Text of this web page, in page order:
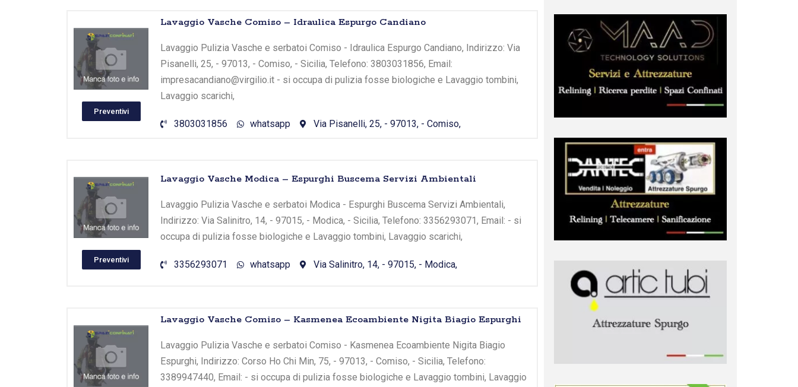
Preventivi
Lavaggio Vasche Comiso – Idraulica Espurgo Candiano
Lavaggio Pulizia Vasche e serbatoi Comiso - Idraulica Espurgo Candiano, Indirizzo: Via
Pisanelli, 25, - 97013, - Comiso, - Sicilia, Telefono: 3803031856, Email:
impresacandiano@virgilio.it - si occupa di pulizia fosse biologiche e Lavaggio tombini,
Lavaggio scarichi,
3803031856 whatsapp Via Pisanelli, 25, - 97013, - Comiso,
Preventivi
Lavaggio Vasche Modica – Espurghi Buscema Servizi Ambientali
Lavaggio Pulizia Vasche e serbatoi Modica - Espurghi Buscema Servizi Ambientali,
Indirizzo: Via Salinitro, 14, - 97015, - Modica, - Sicilia, Telefono: 3356293071, Email: - si
occupa di pulizia fosse biologiche e Lavaggio tombini, Lavaggio scarichi,
3356293071 whatsapp Via Salinitro, 14, - 97015, - Modica,
Lavaggio Vasche Comiso – Kasmenea Ecoambiente Nigita Biagio Espurghi
Lavaggio Pulizia Vasche e serbatoi Comiso - Kasmenea Ecoambiente Nigita Biagio
Espurghi, Indirizzo: Corso Ho Chi Min, 75, - 97013, - Comiso, - Sicilia, Telefono:
3389947440, Email: - si occupa di pulizia fosse biologiche e Lavaggio tombini, Lavaggio